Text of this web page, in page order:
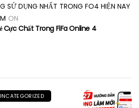
SỬ DỤNG NHẤT TRONG FO4 HIỆN NAY
ON
Cực Chất Trong FiFa Online 4